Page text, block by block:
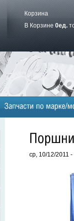
Корзина
В Корзине 0ед.
ср, 10/12/2011